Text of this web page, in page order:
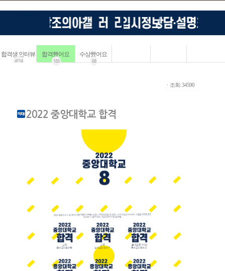
합격생 인터뷰
4114
합격했어요
183
수상했어요
68
ㆍ조회: 34590
2022 중앙대학교 합격